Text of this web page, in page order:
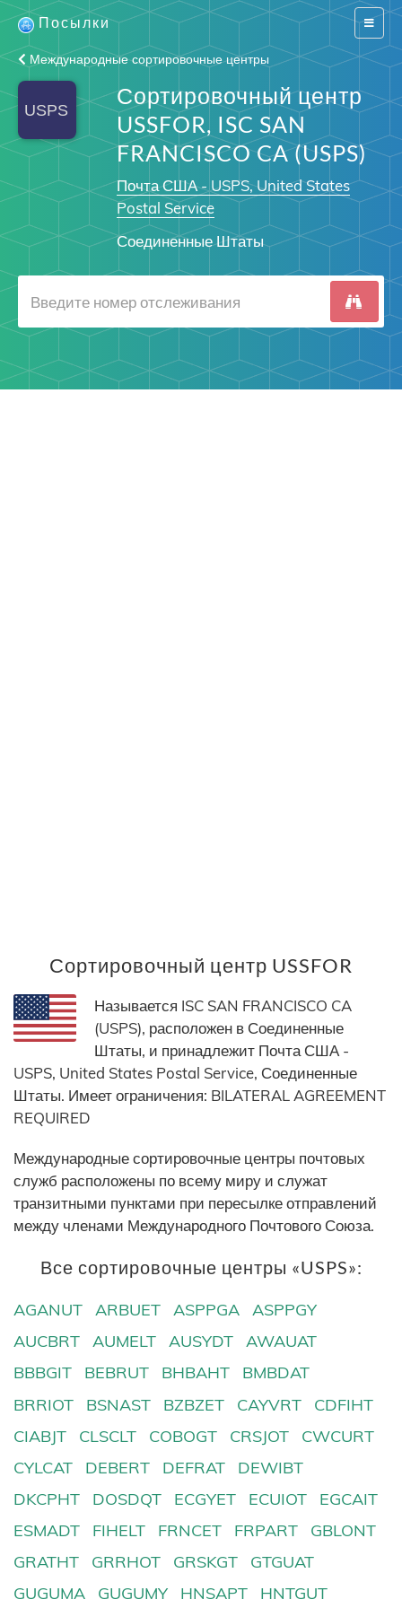
Switch
Посылки
Международные сортировочные центры
Сортировочный центр
USSFOR, ISC SAN
FRANCISCO CA (USPS)
Почта США - USPS, United States
Postal Service
Соединенные Штаты
Сортировочный центр USSFOR
Называется ISC SAN FRANCISCO CA
(USPS), расположен в Соединенные
Штаты, и принадлежит Почта США -
USPS, United States Postal Service, Соединенные
Штаты. Имеет ограничения: BILATERAL AGREEMENT
REQUIRED
Международные сортировочные центры почтовых
служб расположены по всему миру и служат
транзитными пунктами при пересылке отправлений
между членами Международного Почтового Союза.
Все сортировочные центры «USPS»:
AGANUT ARBUET ASPPGA
ASPPGY
AUCBRT
AUMELT AUSYDT
AWAUAT
BBBGIT
BEBRUT BHBAHT
BMBDAT
BRRIOT
BSNAST BZBZET CAYVRT
CDFIHT
CIABJT
CLSCLT COBOGT CRSJOT
CWCURT
CYLCAT
DEBERT DEFRAT
DEWIBT
DKCPHT
DOSDQT ECGYET ECUIOT
EGCAIT
ESMADT
FIHELT FRNCET FRPART
GBLONT
GRATHT
GRRHOT GRSKGT
GTGUAT
GUGUMA
GUGUMY HNSAPT HNTGUT